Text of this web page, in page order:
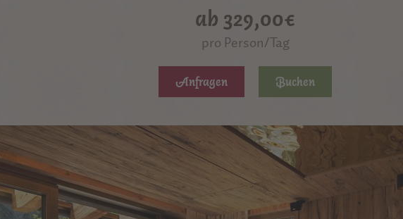
ab 329,00€
pro Person/Tag
Anfragen Buchen